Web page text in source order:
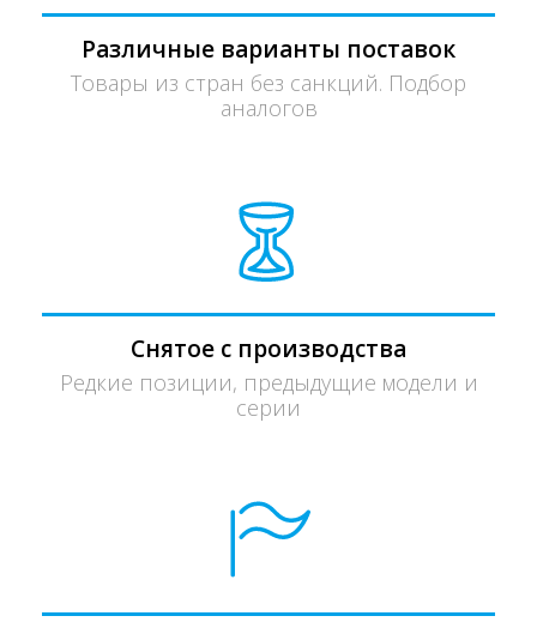
Различные варианты поставок
Товары из стран без санкций. Подбор
аналогов
Снятое с производства
Редкие позиции, предыдущие модели и
серии